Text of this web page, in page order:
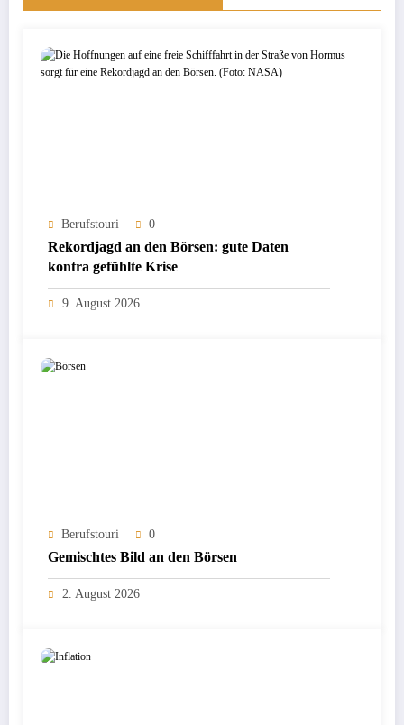
Berufstouri 0
Rekordjagd an den Börsen: gute Daten
kontra gefühlte Krise
9. August 2026
Berufstouri 0
Gemischtes Bild an den Börsen
2. August 2026